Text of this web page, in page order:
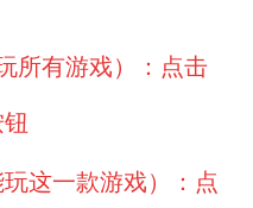
所有游戏）：点击
这一款游戏）：点